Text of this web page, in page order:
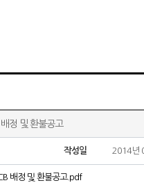
정 및 환불공고
작성일 2014년
배정 및 환불공고.pdf